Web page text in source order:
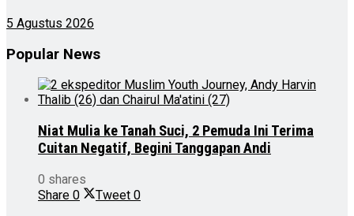
5 Agustus 2026
Popular News
Niat Mulia ke Tanah Suci, 2 Pemuda Ini Terima
Cuitan Negatif, Begini Tanggapan Andi
0 shares
Share 0 Tweet 0